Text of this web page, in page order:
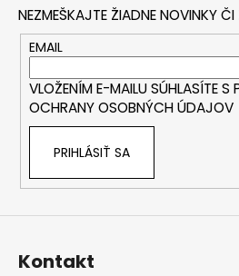
NEZMEŠKAJTE ŽIADNE NOVINKY
EMAIL
VLOŽENÍM E-MAILU SÚHLASÍTE S
OCHRANY OSOBNÝCH ÚDAJOV
PRIHLÁSIŤ SA
Kontakt